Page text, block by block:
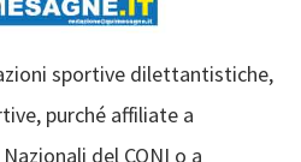
sportive dilettantistiche,
purché affiliate a
del CONI o a